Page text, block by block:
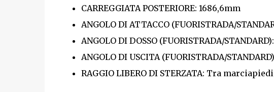
CARREGGIATA POSTERIORE: 1686,6mm
ANGOLO DI ATTACCO (FUORISTRADA/
ANGOLO DI DOSSO (FUORISTRADA/STANDARD):
ANGOLO DI USCITA (FUORISTRADA/
RAGGIO LIBERO DI STERZATA: Tra